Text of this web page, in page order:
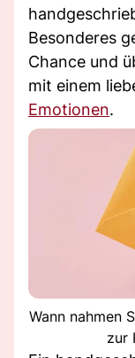
Besonderes
Chance und
mit einem
Emotionen.
Wann nahmen
zur